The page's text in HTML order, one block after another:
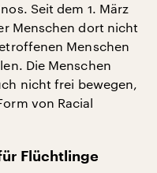
Seit dem 1. März
Menschen dort nicht
Menschen
Die Menschen
nicht frei bewegen,
von Racial
Flüchtlinge